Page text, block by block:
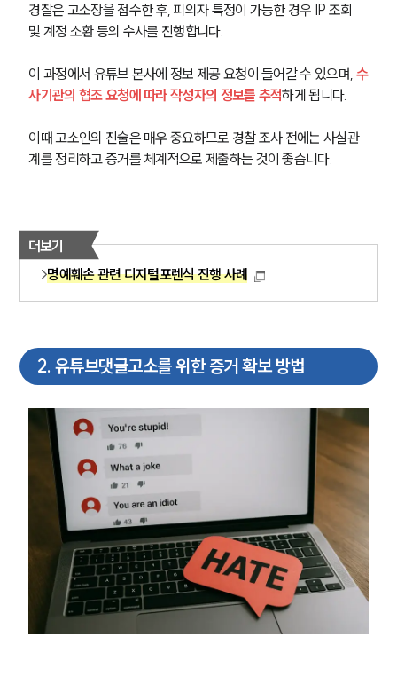
경찰은 고소장을 접수한 후, 피의자 특정이 가능한 경우 IP 조회
및 계정 소환 등의 수사를 진행합니다.
이 과정에서 유튜브 본사에 정보 제공 요청이 들어갈 수 있으며, 수
사기관의 협조 요청에 따라 작성자의 정보를 추적하게 됩니다.
이때 고소인의 진술은 매우 중요하므로 경찰 조사 전에는 사실관
계를 정리하고 증거를 체계적으로 제출하는 것이 좋습니다.
더보기
명예훼손 관련 디지털포렌식 진행 사례
2. 유튜브댓글고소를 위한 증거 확보 방법